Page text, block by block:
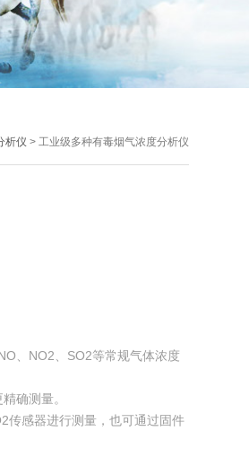
析仪 > 工业级多种有毒烟气浓度分析仪
、NO2、SO2等常规气体浓度
确测量。
传感器进行测量，也可通过固件